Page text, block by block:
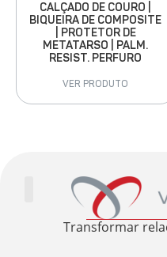
CALÇADO DE COURO |
BIQUEIRA DE COMPOSITE
| PROTETOR DE
METATARSO | PALM.
RESIST. PERFURO
VER PRODUTO
Transformar